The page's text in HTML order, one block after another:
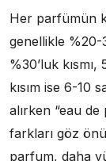
Her parfümün
genellikle %20-
%30’luk
kısım ise 6-10
alırken “eau
farkları göz
parfum, daha